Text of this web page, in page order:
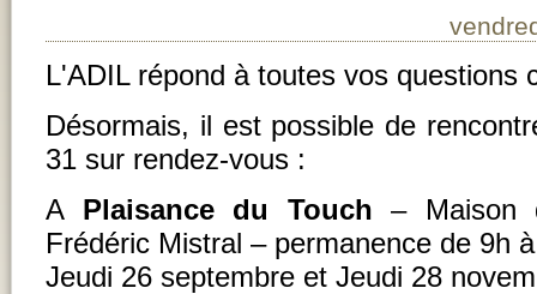
L'ADIL répond à toutes vos questions
Désormais, il est possible de
31 sur rendez-vous :
A Plaisance du Touch – Maison
Frédéric Mistral – permanence de 9h
Jeudi 26 septembre et Jeudi 28